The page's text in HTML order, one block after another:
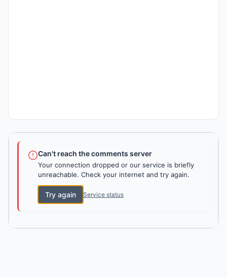
Can't reach the comments server
Your connection dropped or our service is briefly
unreachable. Check your internet and try again.
Try again Service status